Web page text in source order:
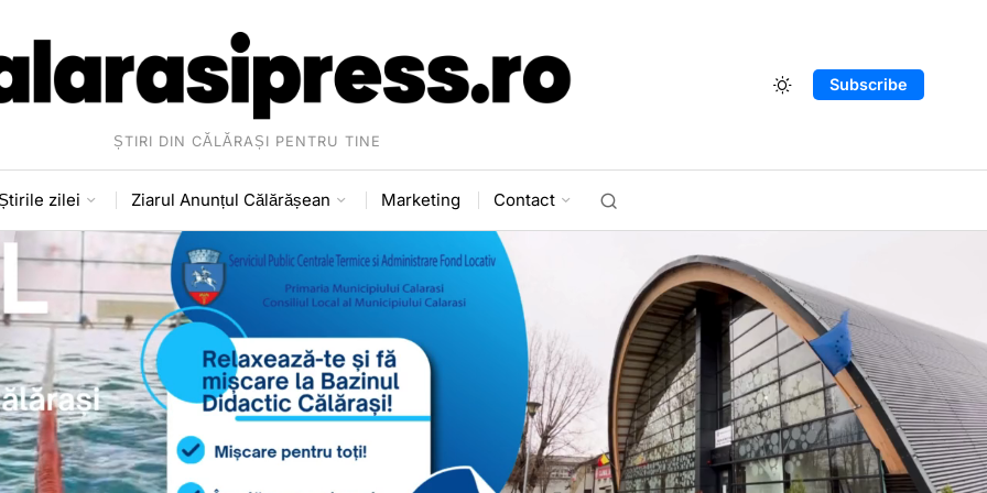
ȘTIRI DIN CĂLĂRAȘI PENTRU TINE
Subscribe
zilei Ziarul Anunțul Călărășean Marketing Contact